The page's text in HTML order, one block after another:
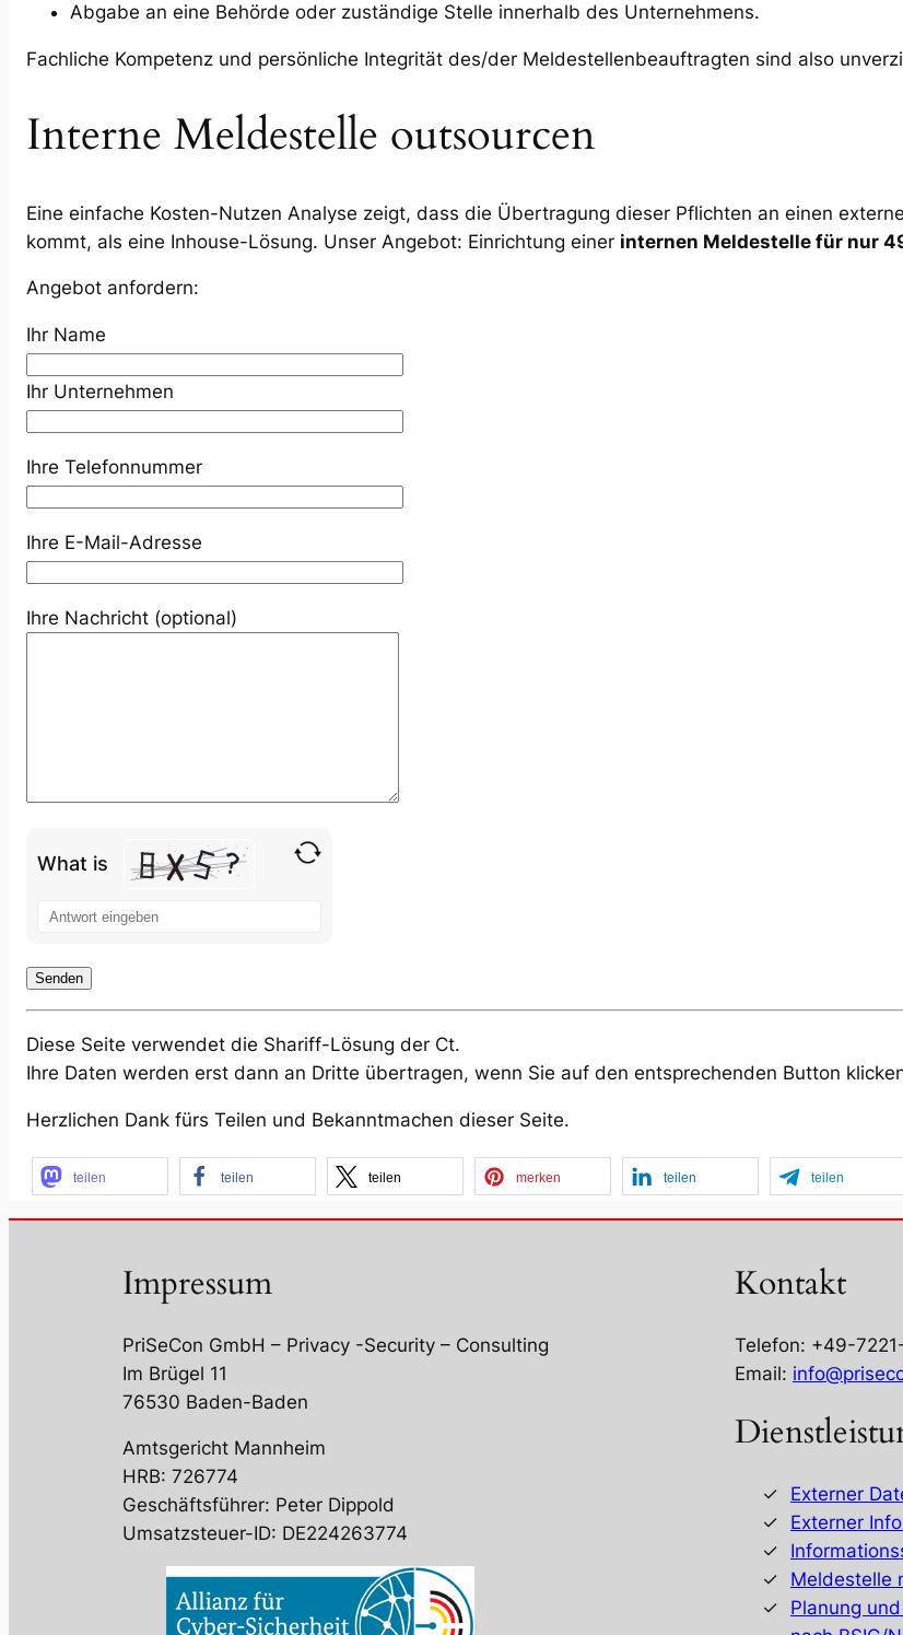
Abgabe an eine Behörde oder zuständige Stelle innerhalb des Unternehmens.
Fachliche Kompetenz und persönliche Integrität des/der Meldestellenbeauftragten sind also
Interne Meldestelle outsourcen
Eine einfache Kosten-Nutzen Analyse zeigt, dass die Übertragung dieser Pflichten an einen
kommt, als eine Inhouse-Lösung. Unser Angebot: Einrichtung einer internen Meldestelle für nur
Angebot anfordern:
Ihr Name
Ihr Unternehmen
Ihre Telefonnummer
Ihre E-Mail-Adresse
Ihre Nachricht (optional)
What is
problem
shown
in
the
to
continue.
Diese Seite verwendet die Shariff-Lösung der Ct.
Ihre Daten werden erst dann an Dritte übertragen, wenn Sie auf den entsprechenden Button
Herzlichen Dank fürs Teilen und Bekanntmachen dieser Seite.
teilen teilen teilen merken teilen teilen
Impressum
PriSeCon GmbH – Privacy -Security – Consulting
Im Brügel 11
76530 Baden-Baden
Amtsgericht Mannheim
HRB: 726774
Geschäftsführer: Peter Dippold
Umsatzsteuer-ID: DE224263774
Kontakt
Telefon: +49-
Email:
Externer
Externer
Meldestelle
Planung